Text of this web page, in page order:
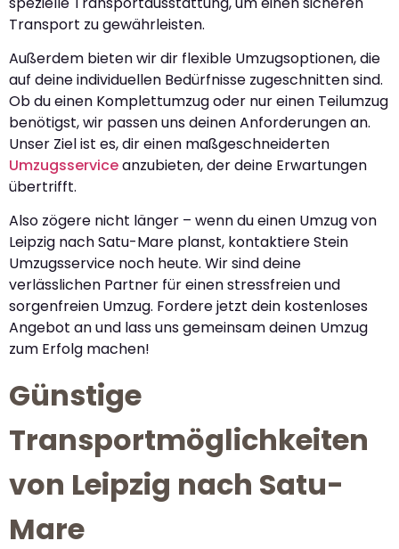
Transport zu gewährleisten.
Außerdem bieten wir dir flexible Umzugsoptionen, die
auf deine individuellen Bedürfnisse zugeschnitten sind.
Ob du einen Komplettumzug oder nur einen Teilumzug
benötigst, wir passen uns deinen Anforderungen an.
Unser Ziel ist es, dir einen maßgeschneiderten
Umzugsserviceanzubieten, der deine Erwartungen
übertrifft.
Also zögere nicht länger – wenn du einen Umzug von
Leipzig nach Satu-Mare planst, kontaktiere Stein
Umzugsservice noch heute. Wir sind deine
verlässlichen Partner für einen stressfreien und
sorgenfreien Umzug. Fordere jetzt dein kostenloses
Angebot an und lass uns gemeinsam deinen Umzug
zum Erfolg machen!
Günstige
Transportmöglichkeiten
von Leipzig nach Satu-
Mare